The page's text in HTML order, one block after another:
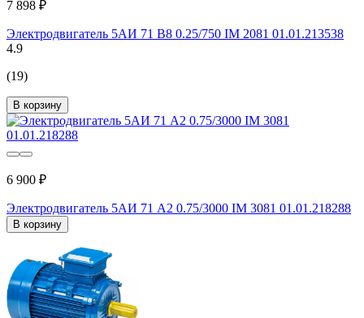
7 898 ₽
Электродвигатель 5АИ 71 В8 0.25/750 IM 2081 01.01.213538
4.9
(19)
В корзину
6 900 ₽
Электродвигатель 5АИ 71 А2 0.75/3000 IM 3081 01.01.218288
В корзину